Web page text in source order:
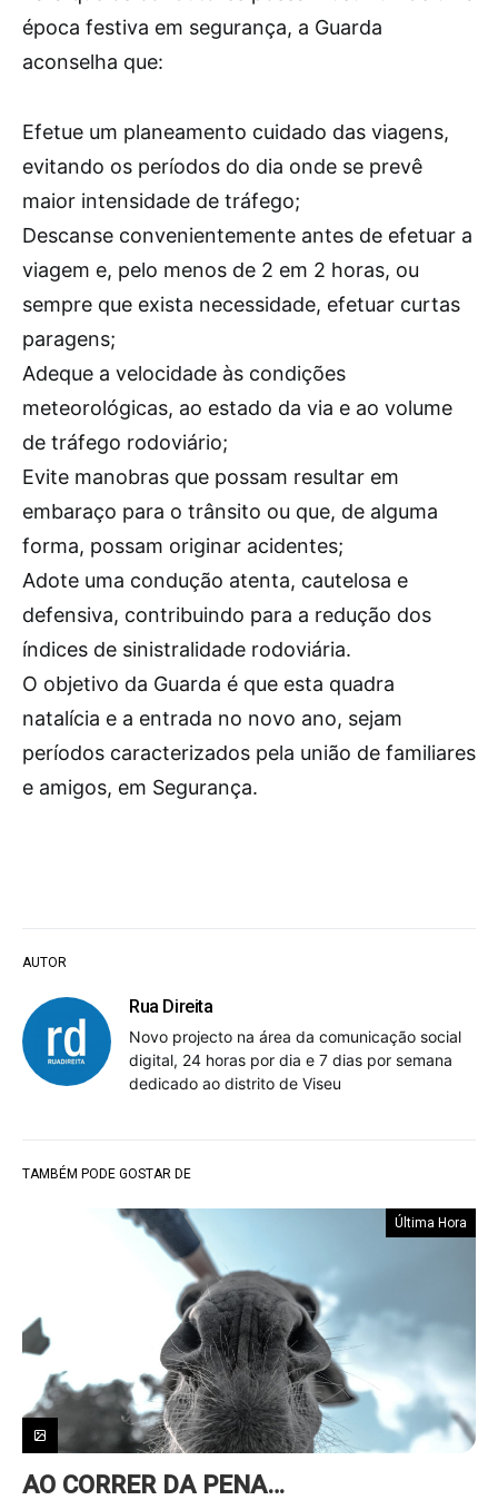
AUTOR
Rua Direita
Novo projecto na área da comunicação social
digital, 24 horas por dia e 7 dias por semana
dedicado ao distrito de Viseu
época festiva em segurança, a Guarda
aconselha que:
Efetue um planeamento cuidado das viagens,
evitando os períodos do dia onde se prevê
maior intensidade de tráfego;
Descanse convenientemente antes de efetuar a
viagem e, pelo menos de 2 em 2 horas, ou
sempre que exista necessidade, efetuar curtas
paragens;
Adeque a velocidade às condições
meteorológicas, ao estado da via e ao volume
de tráfego rodoviário;
Evite manobras que possam resultar em
embaraço para o trânsito ou que, de alguma
forma, possam originar acidentes;
Adote uma condução atenta, cautelosa e
defensiva, contribuindo para a redução dos
índices de sinistralidade rodoviária.
O objetivo da Guarda é que esta quadra
natalícia e a entrada no novo ano, sejam
períodos caracterizados pela união de familiares
e amigos, em Segurança.
TAMBÉM PODE GOSTAR DE
Última Hora
AO CORRER DA PENA…